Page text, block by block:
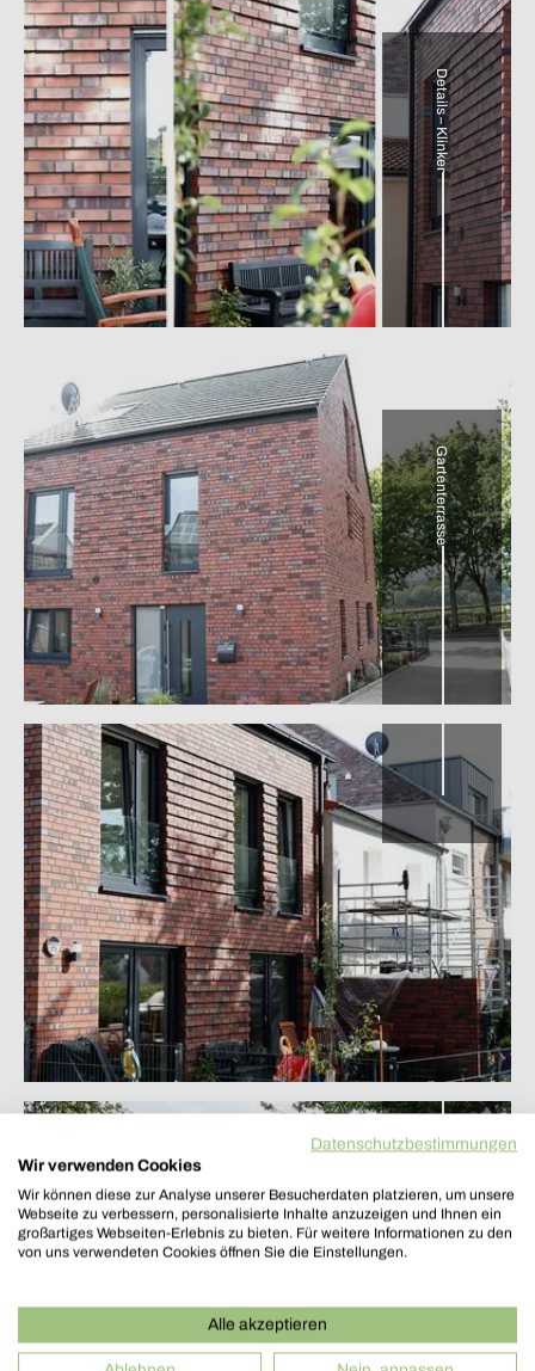
Details – Klinker
Gartenterrasse
Klinkerfassade
Baufortschritt
Datenschutzbestimmungen
Wir verwenden Cookies
Wir können diese zur Analyse unserer Besucherdaten platzieren, um unsere
Webseite zu verbessern, personalisierte Inhalte anzuzeigen und Ihnen ein
großartiges Webseiten-Erlebnis zu bieten. Für weitere Informationen zu den
von uns verwendeten Cookies öffnen Sie die Einstellungen.
Alle akzeptieren